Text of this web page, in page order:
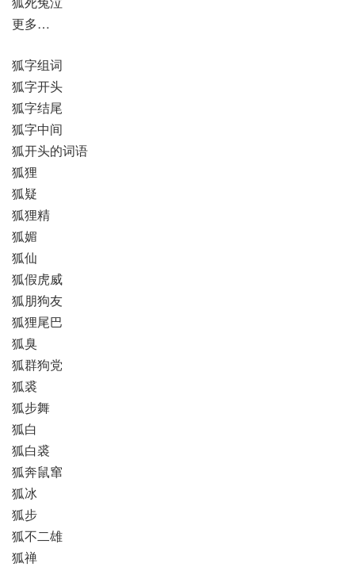
更多…
狐字组词
狐字开头
狐字结尾
狐字中间
狐开头的词语
狐狸
狐疑
狐狸精
狐媚
狐仙
狐假虎威
狐朋狗友
狐狸尾巴
狐臭
狐群狗党
狐裘
狐步舞
狐白
狐白裘
狐奔鼠窜
狐冰
狐步
狐不二雄
狐禅